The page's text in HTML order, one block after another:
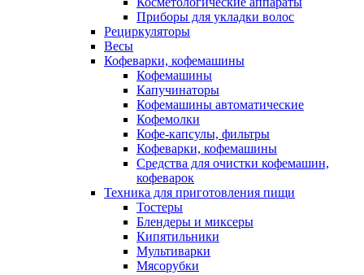
Приборы для укладки волос
Рециркуляторы
Весы
Кофеварки, кофемашины
Кофемашины
Капучинаторы
Кофемашины автоматические
Кофемолки
Кофе-капсулы, фильтры
Кофеварки, кофемашины
Средства для очистки кофемашин,
кофеварок
Техника для приготовления пищи
Тостеры
Блендеры и миксеры
Кипятильники
Мультиварки
Мясорубки